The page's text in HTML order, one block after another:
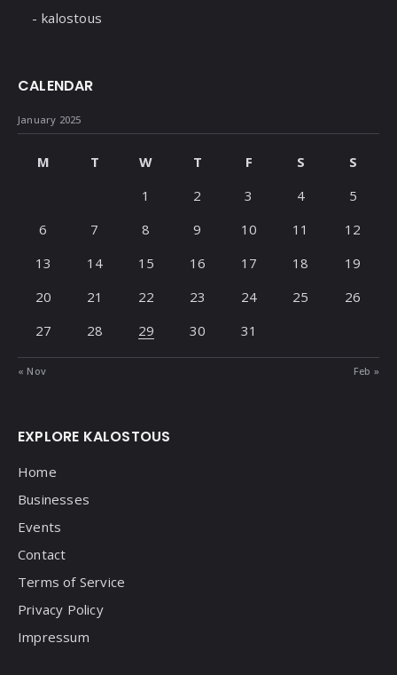
kalostous
CALENDAR
January 2025
M T W T F S
S
1
2 3 4
5
6
7 8 9 10 11
12
13
14 15 16 17 18
19
20
21 22 23 24 25
26
27
28 29 30 31
« Nov Feb »
EXPLORE KALOSTOUS
Home
Businesses
Events
Contact
Terms of Service
Privacy Policy
Impressum